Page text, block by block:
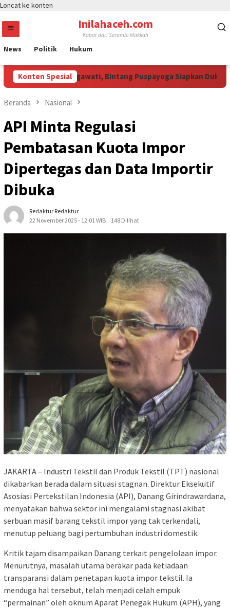
Loncat ke konten
Inilahaceh.com
Kabar dari Serambi Makkah
News Politik Hukum
Konten Spesial
Perhatian Megawati, Bintang Puspayoga Siapkan Dukungan
Beranda Nasional
API Minta Regulasi
Pembatasan Kuota Impor
Dipertegas dan Data Importir
Dibuka
Redaktur Redaktur
22 November 2025 - 12:01 WIB
148 Dilihat
JAKARTA – Industri Tekstil dan Produk Tekstil (TPT) nasional
dikabarkan berada dalam situasi stagnan. Direktur Eksekutif
Asosiasi Pertekstilan Indonesia (API), Danang Girindrawardana,
menyatakan bahwa sektor ini mengalami stagnasi akibat
serbuan masif barang tekstil impor yang tak terkendali,
menutup peluang bagi pertumbuhan industri domestik.
Kritik tajam disampaikan Danang terkait pengelolaan impor.
Menurutnya, masalah utama berakar pada ketiadaan
transparansi dalam penetapan kuota impor tekstil. Ia
menduga hal tersebut, telah menjadi celah empuk
“permainan” oleh oknum Aparat Penegak Hukum (APH), yang